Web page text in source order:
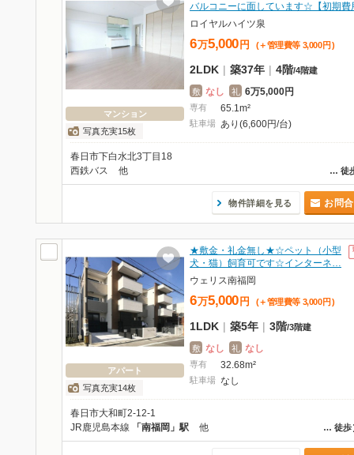
マンション
写真充実15枚
バルコニーに面しています☆【初期
ロイヤルハイツ泉
6万5,000 円 (＋管理費等 3,000 円 )
2LDK | 築37年 | 4階/4階建
敷 なし 礼 6万5,000円
専有 65.1m²
駐車場 あり(6,600円/台)
春日市下白水北3丁目18
… 徒
西鉄バス 他
物件詳細を見る お問
アパート
写真充実14枚
★敷金・礼金無し★☆ペット（小型
犬・猫）飼育可です☆インターネ…
ウェリス南福岡
6万5,000 円 (＋管理費等 3,000 円 )
1LDK | 築5年 | 3階/3階建
敷 なし 礼 なし
専有 32.68m²
駐車場 なし
春日市大和町2-12-1
… 徒歩
JR鹿児島本線 「南福岡」駅 他